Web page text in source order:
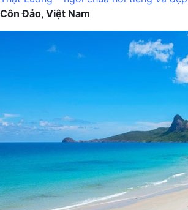
Côn Đảo, Việt Nam